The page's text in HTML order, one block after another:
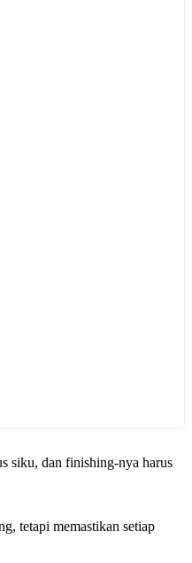
siku, dan finishing-nya harus
tetapi memastikan setiap